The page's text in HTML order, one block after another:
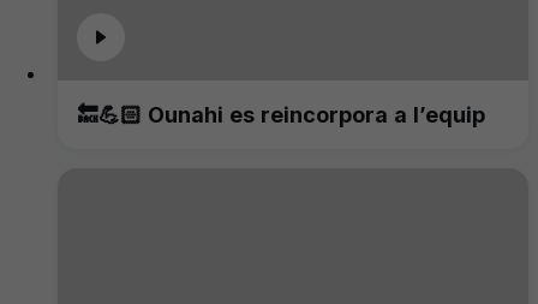
🔙💪🏻 Ounahi es reincorpora a l’equip